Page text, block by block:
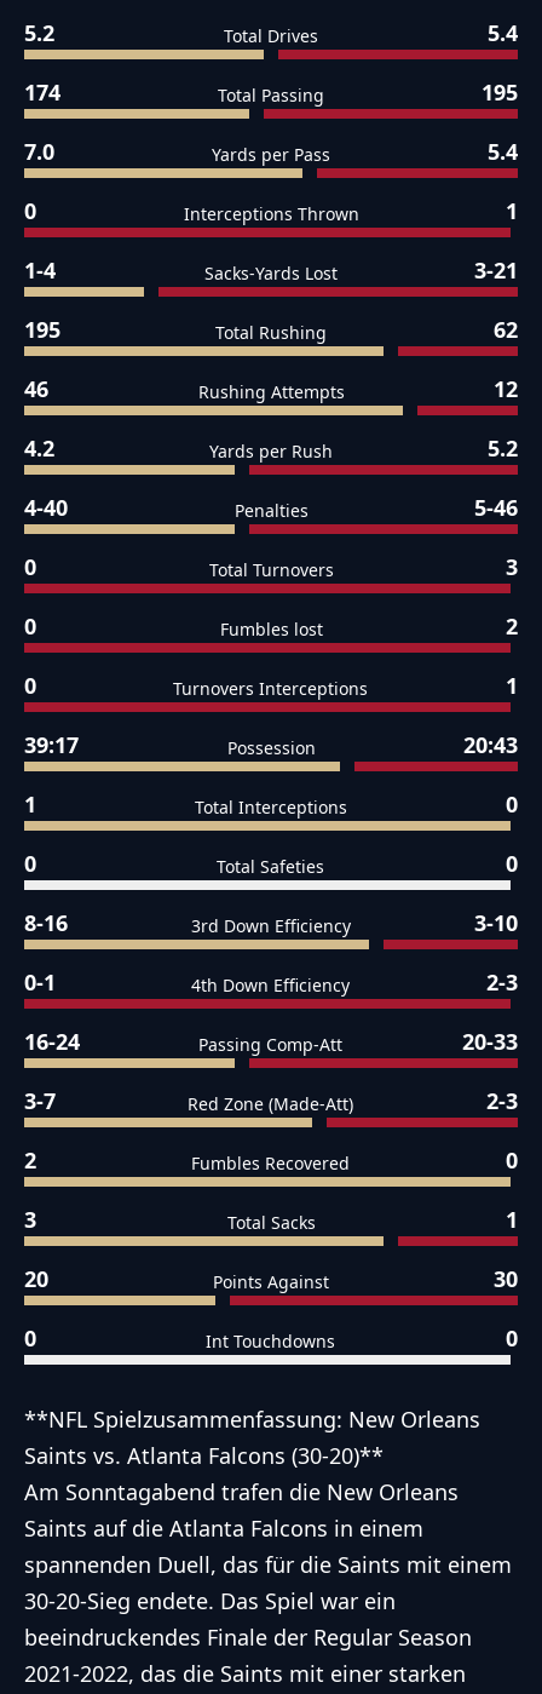
5.2 Total Drives 5.4
174 Total Passing 195
7.0 Yards per Pass 5.4
0 Interceptions Thrown 1
1-4 Sacks-Yards Lost 3-21
195 Total Rushing 62
46 Rushing Attempts 12
4.2 Yards per Rush 5.2
4-40 Penalties 5-46
0 Total Turnovers 3
0 Fumbles lost 2
0 Turnovers Interceptions 1
39:17 Possession 20:43
1 Total Interceptions 0
0 Total Safeties 0
8-16 3rd Down Efficiency 3-10
0-1 4th Down Efficiency 2-3
16-24 Passing Comp-Att 20-33
3-7 Red Zone (Made-Att) 2-3
2 Fumbles Recovered 0
3 Total Sacks 1
20 Points Against 30
0 Int Touchdowns 0
**NFL Spielzusammenfassung: New Orleans
Saints vs. Atlanta Falcons (30-20)**
Am Sonntagabend trafen die New Orleans
Saints auf die Atlanta Falcons in einem
spannenden Duell, das für die Saints mit einem
30-20-Sieg endete. Das Spiel war ein
beeindruckendes Finale der Regular Season
2021-2022, das die Saints mit einer starken